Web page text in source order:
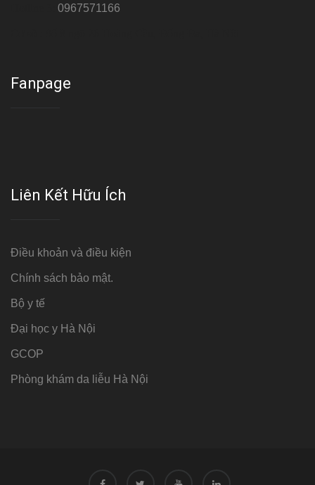
0967571166
Fanpage
Liên Kết Hữu Ích
Điều khoản và điều kiện
Chính sách bảo mật.
Bộ y tế
Đại học y Hà Nội
GCOP
Phòng khám da liễu Hà Nội